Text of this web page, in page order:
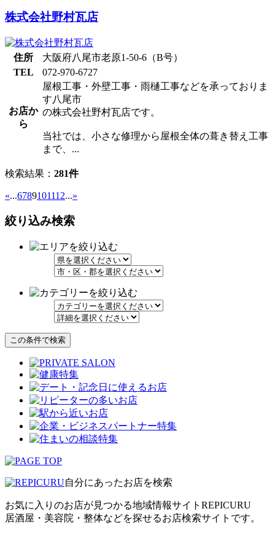
株式会社野村瓦店
住所
大阪府八尾市老原1-50-6（B号）
TEL
072-970-6727
お店か
ら
屋根工事・外壁工事・雨樋工事などを承っておりま
す八尾市
の株式会社野村瓦店です。
当社では、小さな修理から屋根全体の葺き替え工事
まで、...
検索結果： 281件
«...6789101112...»
絞り込み検索
自分にあったお店を検索
お気に入りのお店が見つかる地域情報サイトREPICURU
居酒屋・美容院・整体などを探せるお店検索サイトです。